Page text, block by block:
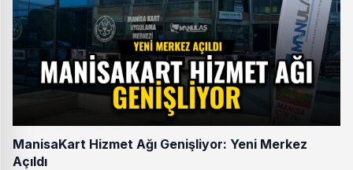
ManisaKart Hizmet Ağı Genişliyor: Yeni Merkez
Açıldı